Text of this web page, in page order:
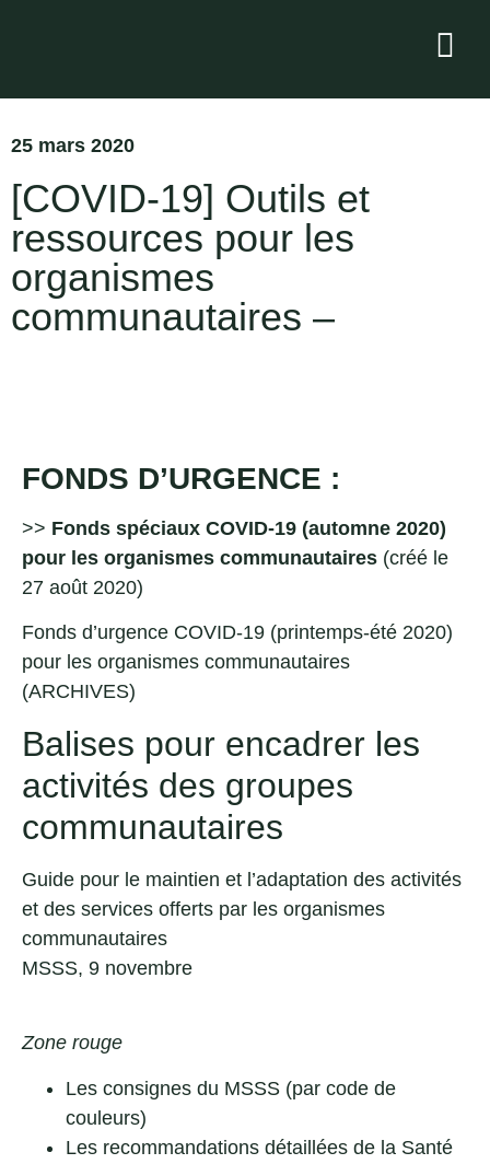
25 mars 2020
[COVID-19] Outils et
ressources pour les
organismes
communautaires –
FONDS D’URGENCE :
>> Fonds spéciaux COVID-19 (automne 2020)
pour les organismes communautaires (créé le
27 août 2020)
Fonds d’urgence COVID-19 (printemps-été 2020)
pour les organismes communautaires
(ARCHIVES)
Balises pour encadrer les
activités des groupes
communautaires
Guide pour le maintien et l’adaptation des activités
et des services offerts par les organismes
communautaires
MSSS, 9 novembre
Zone rouge
Les consignes du MSSS (par code de
couleurs)
Les recommandations détaillées de la Santé